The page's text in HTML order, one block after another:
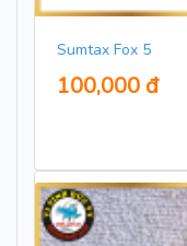
Sumtax Fox 5
100,000 đ